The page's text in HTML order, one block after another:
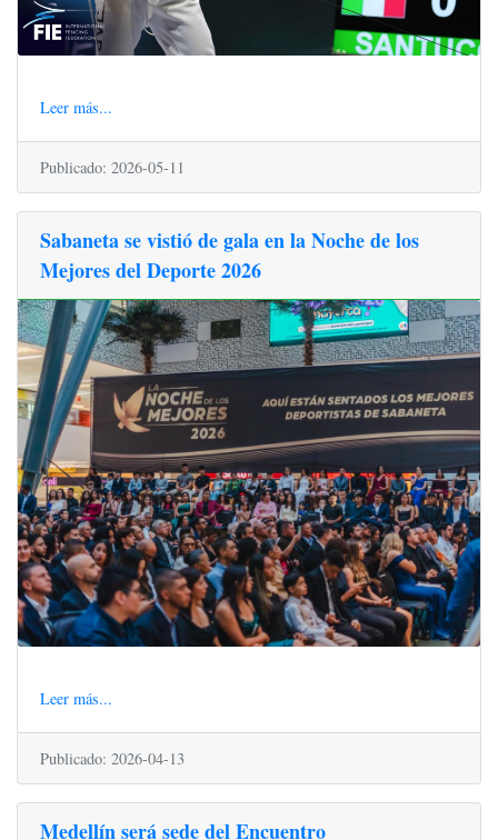
Leer más...
Publicado: 2026-05-11
Sabaneta se vistió de gala en la Noche de los
Mejores del Deporte 2026
Leer más...
Publicado: 2026-04-13
Medellín será sede del Encuentro